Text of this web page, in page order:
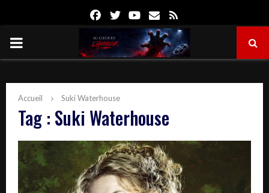
FacebookTwitterYoutube
Email
PRIMARY
Accueil Suki Waterhouse
Tag : Suki Waterhouse